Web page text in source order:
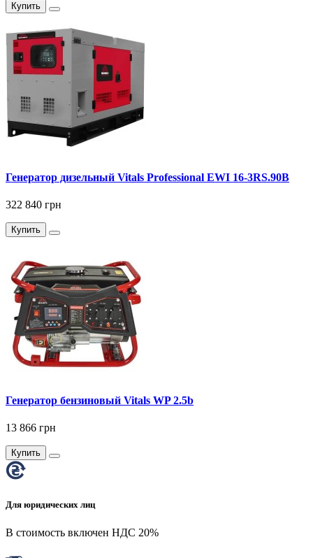
Купить
Генератор дизельный Vitals Professional EWI 16-3RS.90B
322 840 грн
Купить
Генератор бензиновый Vitals WP 2.5b
13 866 грн
Купить
Для юридических лиц
В стоимость включен НДС 20%